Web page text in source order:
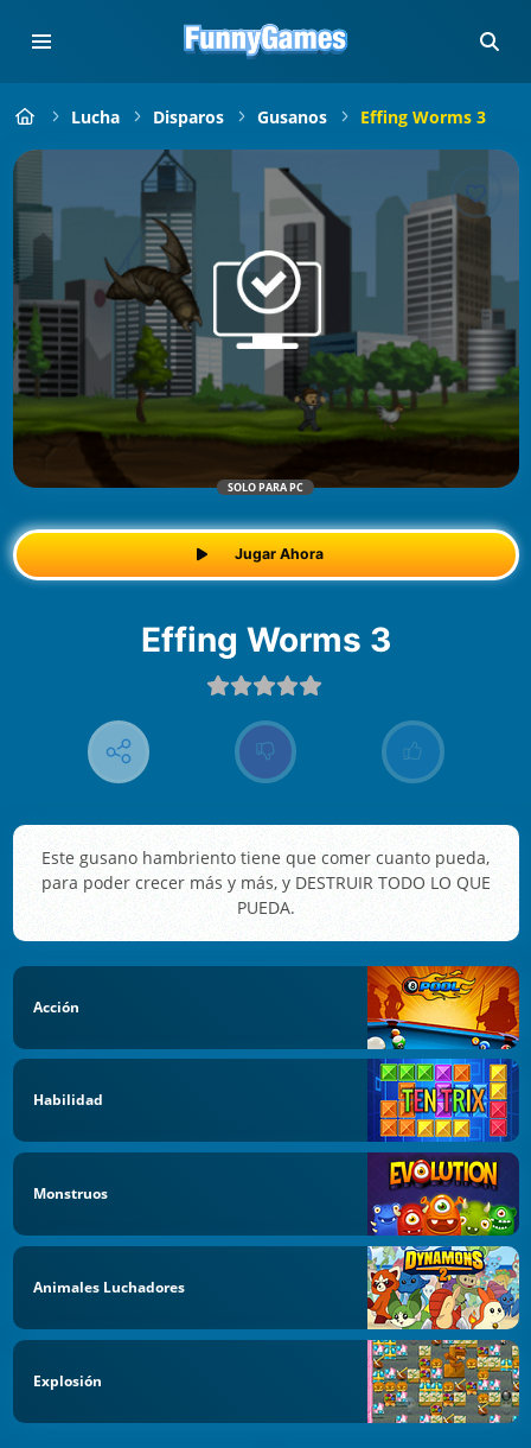
Lucha Disparos Gusanos Effing Worms 3
SOLO PARA PC
Jugar Ahora
Effing Worms 3
Este gusano hambriento tiene que comer cuanto pueda,
para poder crecer más y más, y DESTRUIR TODO LO QUE
PUEDA.
Acción
Habilidad
Monstruos
Animales Luchadores
Explosión